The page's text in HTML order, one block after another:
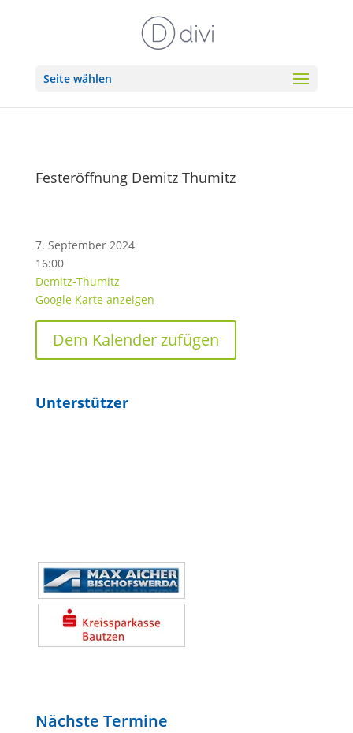
Seite wählen
Festeröffnung Demitz Thumitz
7. September 2024
16:00
Demitz-Thumitz
Google Karte anzeigen
Dem Kalender zufügen
Unterstützer
Nächste Termine